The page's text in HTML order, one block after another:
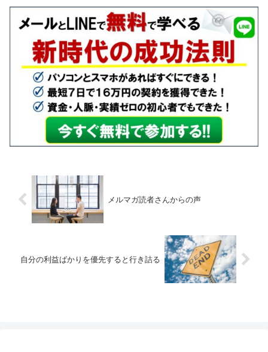
メルマガ読者さんからの声
自分の利益ばかりを優先すると行き詰る